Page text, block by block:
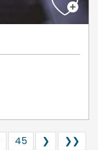
45 ❯ ❯❯